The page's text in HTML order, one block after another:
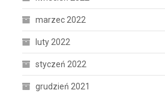
marzec 2022
luty 2022
styczeń 2022
grudzień 2021